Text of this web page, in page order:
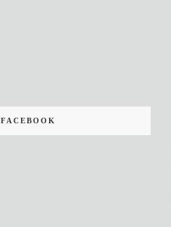
FACEBOOK